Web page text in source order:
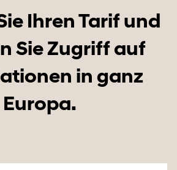
Ihren Tarif und
Sie Zugriff auf
in ganz
Europa.